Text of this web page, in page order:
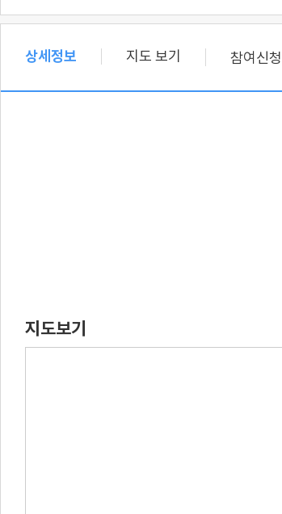
상세정보 지도 보기 참여신청
지도보기